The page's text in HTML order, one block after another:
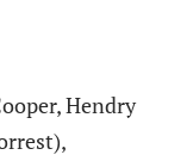
Hendry